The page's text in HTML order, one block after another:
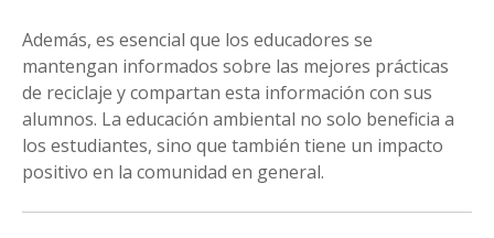
Además, es esencial que los educadores se
mantengan informados sobre las mejores prácticas
de reciclaje y compartan esta información con sus
alumnos. La educación ambiental no solo beneficia a
los estudiantes, sino que también tiene un impacto
positivo en la comunidad en general.